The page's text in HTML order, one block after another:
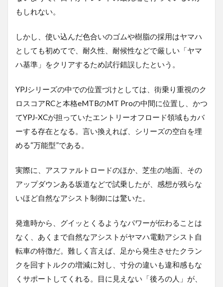
もしれない。
しかし、使い込んだ色合いのゴムや樹脂の採用はヤマハ
としても初めてで、耐久性、耐候性などで厳しい「ヤマ
ハ基準」をクリアするため試行錯誤したという。
YPJシリーズの中での位置づけとしては、街乗り重視のク
ロスコアRCと本格eMTBのMT Proの中間に位置し、かつ
てYPJ-XCが担っていたエントリーオフロード領域もカバ
ーする存在となる。言い換えれば、シリーズの空白を埋
める“万能型”である。
実際に、アスファルトロードのほか、芝生の地面、その
アップダウンある坂道などで試乗したが、感想が残らな
いほど自然なアシスト制御には驚いた。
発進時から、グイッとくるようなパワーが伝わることは
なく、あくまで自然なアシストがヤマハ電動アシスト自
転車の特徴だ。難しく言えば、足から発生させたクラン
クを回すトルクの増減に対し、寸分の違いも違和感もな
くサポートしてくれる。目に見えない「後ろの人」が、